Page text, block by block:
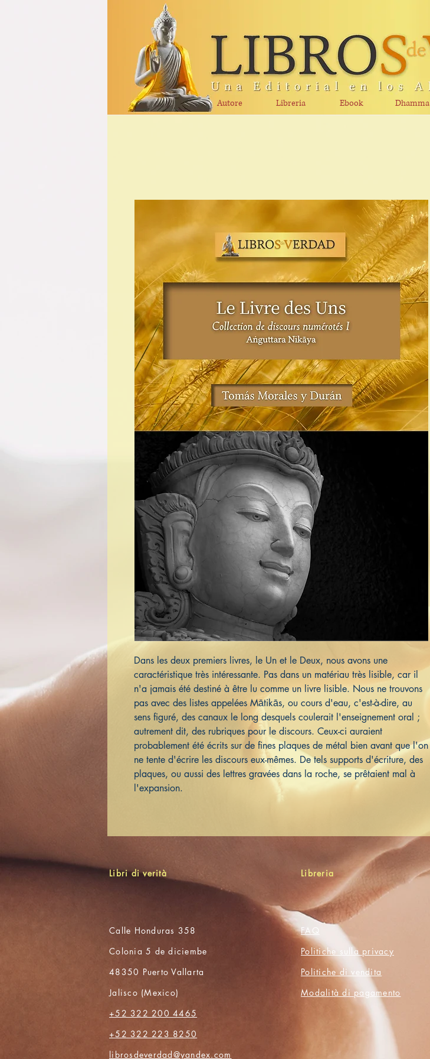
Autore Libreria Ebook Dhamma
Dans les deux premiers livres, le Un et le Deux, nous avons une
caractéristique très intéressante. Pas dans un matériau très lisible, car il
n'a jamais été destiné à être lu comme un livre lisible. Nous ne trouvons
pas avec des listes appelées Mātikās, ou cours d'eau, c'est-à-dire, au
sens figuré, des canaux le long desquels coulerait l'enseignement oral ;
autrement dit, des rubriques pour le discours. Ceux-ci auraient
probablement été écrits sur de fines plaques de métal bien avant que l'on
ne tente d'écrire les discours eux-mêmes. De tels supports d'écriture, des
plaques, ou aussi des lettres gravées dans la roche, se prêtaient mal à
l'expansion.
Libri di verità Libreria
Calle Honduras 358
Colonia 5 de diciembe
48350 Puerto Vallarta
Jalisco (Mexico)
+52 322 200 4465
+52 322 223 8250
librosdeverdad@yandex.com
FAQ
Politiche sulla privacy
Politiche di vendita
Modalità di pagamento